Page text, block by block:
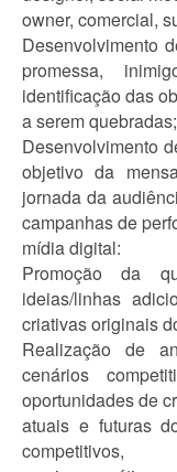
owner, comercial,
Desenvolvimento
promessa,
identificação das
a serem quebradas;
Desenvolvimento
objetivo da
jornada da
campanhas de
mídia digital:
Promoção da
ideias/linhas
criativas originais
Realização de
cenários
oportunidades de
atuais e futuras
competitivos,